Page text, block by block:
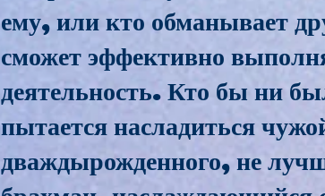
ему, или кто обманывает
сможет эффективно
деятельность. Кто бы ни
пытается насладиться
дваждырожденного, не